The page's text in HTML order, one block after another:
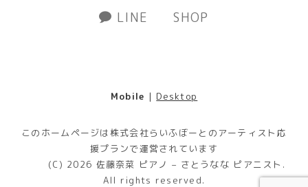
LINE
SHOP
Mobile | Desktop
このホームページは株式会社らいふぼーとのアーティスト応
援プランで運営されています
(C) 2026 佐藤奈菜 ピアノ – さとうなな ピアニスト .
All rights reserved.